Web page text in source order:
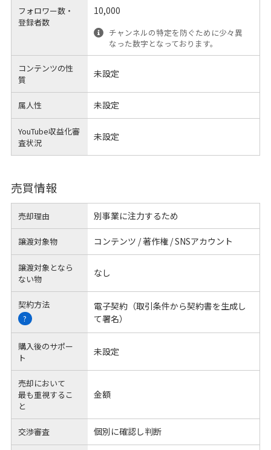
フォロワー数・
登録者数
10,000
チャンネルの特定を防ぐために少々異
なった数字となっております。
コンテンツの性
質
未設定
属人性 未設定
YouTube収益化審
査状況
未設定
売買情報
売却理由 別事業に注力するため
譲渡対象物 コンテンツ / 著作権 / SNSアカウント
譲渡対象となら
ない物
なし
契約方法
?
電子契約（取引条件から契約書を生成し
て署名）
購入後のサポー
ト
未設定
売却において
最も重視するこ
と
金額
交渉審査 個別に確認し判断